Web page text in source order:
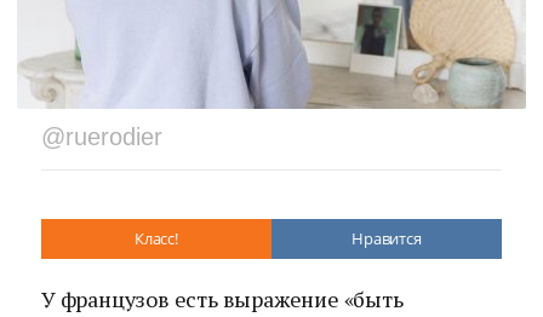
@ruerodier
Класс! Нравится
У французов есть выражение «быть